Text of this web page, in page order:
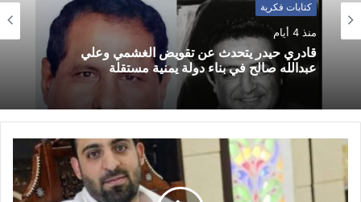
كتابات فكرية
منذ 4 أيام
قادري حيدر يتحدث عن تقويض الغشمي وعلي
عبدالله صالح في بناء دولة يمنية مستقلة